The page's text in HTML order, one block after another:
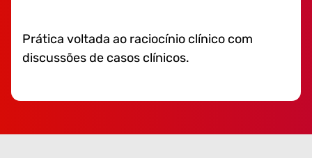
Prática voltada ao raciocínio clínico com
discussões de casos clínicos.